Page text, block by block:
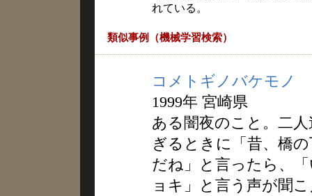
れている。
類似事例（機械学習検索）
コメトギノバケモノ
1999年 宮崎県
ある闇夜のこと。二
ぎるときに「昔、橋
だね」と言ったら、
ョキ」と言う声が聞